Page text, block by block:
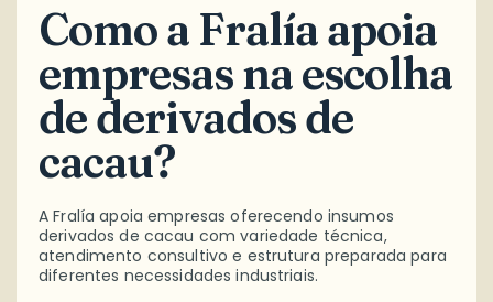
Como a Fralía apoia
empresas na escolha
de derivados de
cacau?
A Fralía apoia empresas oferecendo insumos
derivados de cacau com variedade técnica,
atendimento consultivo e estrutura preparada para
diferentes necessidades industriais.